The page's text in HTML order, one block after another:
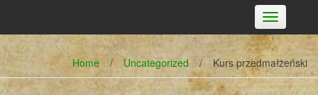
Toggle
navigation
Home / Uncategorized / Kurs przedmałżeński